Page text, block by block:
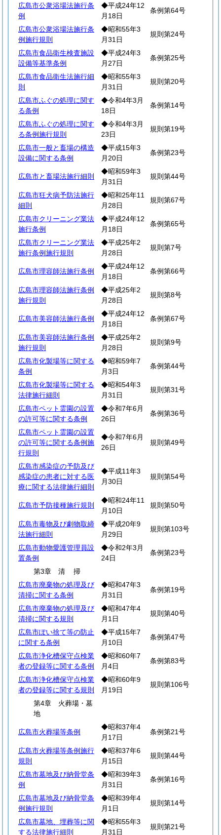
広島市公衆浴場法施行条
例
◆平成24年12
月18日
条例第64号
広島市公衆浴場法施行条
例施行規則
◆昭和55年3
月31日
規則第24号
広島市食品衛生検査施設
設備等基準条例
◆平成24年3
月27日
条例第25号
広島市食品衛生法施行細
則
◆昭和55年3
月31日
規則第20号
広島市ふぐの処理に関す
る条例
◆令和4年3月
18日
条例第14号
広島市ふぐの処理に関す
る条例施行規則
◆令和4年3月
23日
規則第19号
広島市一般と畜場の構造
設備に関する条例
◆平成15年3
月20日
条例第23号
広島市と畜場法施行細則
◆昭和59年3
月31日
規則第44号
広島市狂犬病予防法施行
細則
◆昭和25年11
月28日
規則第67号
広島市クリーニング業法
施行条例
◆平成24年12
月18日
条例第65号
広島市クリーニング業法
施行条例施行規則
◆平成25年2
月28日
規則第7号
広島市理容師法施行条例
◆平成24年12
月18日
条例第66号
広島市理容師法施行条例
施行規則
◆平成25年2
月28日
規則第8号
広島市美容師法施行条例
◆平成24年12
月18日
条例第67号
広島市美容師法施行条例
施行規則
◆平成25年2
月28日
規則第9号
広島市化製場等に関する
条例
◆昭和59年7
月3日
条例第44号
広島市化製場等に関する
法律施行細則
◆昭和54年3
月31日
規則第31号
広島市ペット霊園の設置
の許可等に関する条例
◆令和7年6月
26日
条例第36号
広島市ペット霊園の設置
の許可等に関する条例施
行規則
◆令和7年6月
26日
規則第49号
広島市感染症の予防及び
感染症の患者に対する医
療に関する法律施行細則
◆平成11年3
月30日
規則第54号
広島市予防接種施行規則
◆昭和24年11
月10日
規則第50号
広島市毒物及び劇物取締
法施行細則
◆平成20年9
月29日
規則第103号
広島市動物愛護管理員設
置条例
◆令和2年3月
24日
条例第23号
第3章 清掃
広島市廃棄物の処理及び
清掃に関する条例
◆昭和47年3
月31日
条例第19号
広島市廃棄物の処理及び
清掃に関する規則
◆昭和47年4
月1日
規則第40号
広島市ぽい捨て等の防止
に関する条例
◆平成15年7
月10日
条例第47号
広島市浄化槽保守点検業
者の登録等に関する条例
◆昭和60年7
月4日
条例第83号
広島市浄化槽保守点検業
者の登録等に関する規則
◆昭和60年9
月19日
規則第106号
第4章 火葬場・墓
地
広島市火葬場等条例
◆昭和37年4
月17日
条例第21号
広島市火葬場等条例施行
規則
◆昭和37年6
月15日
規則第44号
広島市墓地及び納骨堂条
例
◆昭和39年3
月31日
条例第16号
広島市墓地及び納骨堂条
例施行規則
◆昭和39年4
月1日
規則第14号
広島市墓地、埋葬等に関
する法律施行細則
◆昭和55年3
月31日
規則第21号